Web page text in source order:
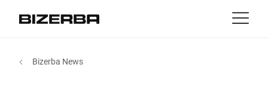
MyBizerba
Bizerba News